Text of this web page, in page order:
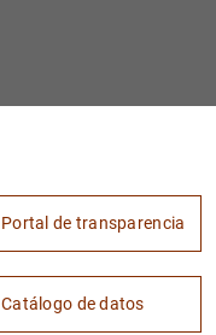
Portal de transparencia
Catálogo de datos